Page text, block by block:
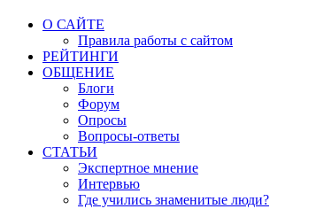
О САЙТЕ
Правила работы с сайтом
РЕЙТИНГИ
ОБЩЕНИЕ
Блоги
Форум
Опросы
Вопросы-ответы
СТАТЬИ
Экспертное мнение
Интервью
Где учились знаменитые люди?